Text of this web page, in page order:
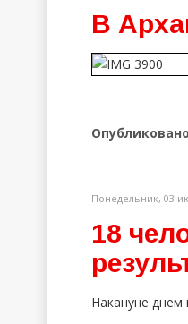
В
Понедельник, 03
18
Накануне